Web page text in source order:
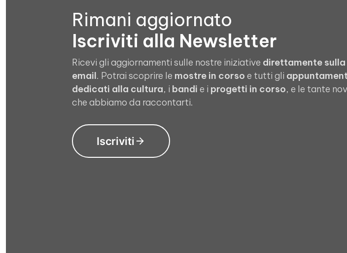
Rimani aggiornato
Iscriviti alla Newsletter
Ricevi gli aggiornamenti sulle nostre iniziative direttamente
email. Potrai scoprire le mostre in corso e tutti gli
dedicati alla cultura, i bandi e i progetti in corso, e le tante
che abbiamo da raccontarti.
Iscriviti